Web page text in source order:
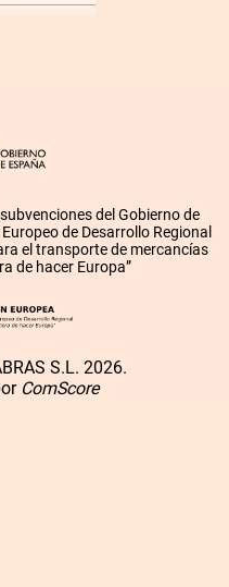
del Gobierno de
de Desarrollo Regional
el transporte de mercancías
de hacer Europa”
S.L. 2026.
ComScore